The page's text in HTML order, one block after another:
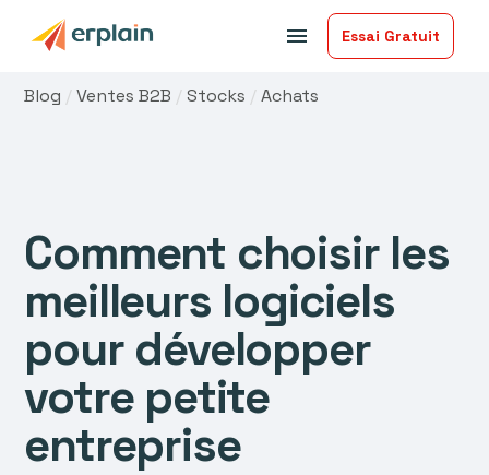
menu Essai Gratuit
Blog /Ventes B2B /Stocks /Achats
Comment choisir les
meilleurs logiciels
pour développer
votre petite
entreprise